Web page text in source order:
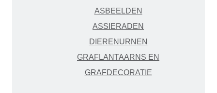
ASBEELDEN
ASSIERADEN
DIERENURNEN
GRAFLANTAARNS EN
GRAFDECORATIE